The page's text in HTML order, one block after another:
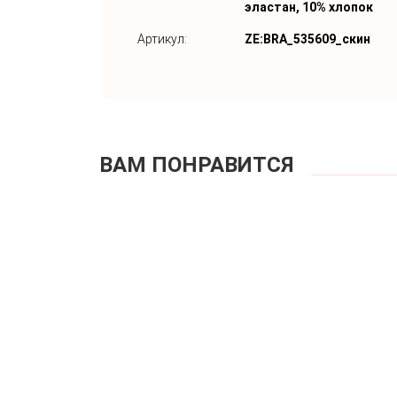
эластан, 10% хлопок
Артикул: ZE:BRA_535609_скин
ВАМ ПОНРАВИТСЯ